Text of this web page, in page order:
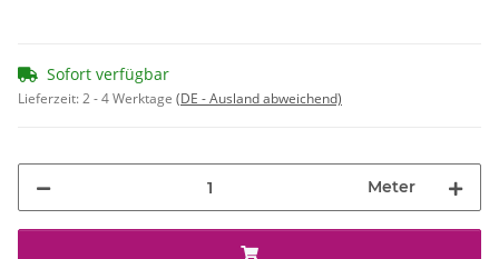
Sofort verfügbar
Lieferzeit:2 - 4 Werktage (DE - Ausland abweichend)
Meter